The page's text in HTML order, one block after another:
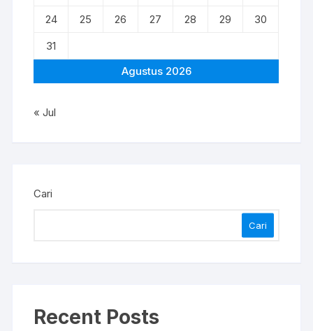
Agustus 2026
24
25 26 27 28 29
30
31
« Jul
Cari
Cari
Recent Posts